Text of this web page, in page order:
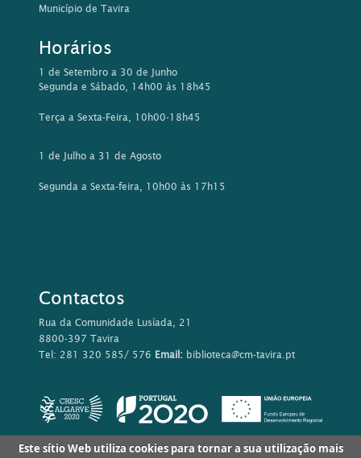
Município de Tavira
Horários
1 de Setembro a 30 de Junho
Segunda e Sábado, 14h00 às 18h45
Terça a Sexta-Feira, 10h00-18h45
1 de Julho a 31 de Agosto
Segunda a Sexta-feira, 10h00 às 17h15
Contactos
Rua da Comunidade Lusíada, 21
8800-397 Tavira
Tel: 281 320 585/ 576 Email: biblioteca@cm-tavira.pt
Este sítio Web utiliza cookies para tornar a sua utilização mais